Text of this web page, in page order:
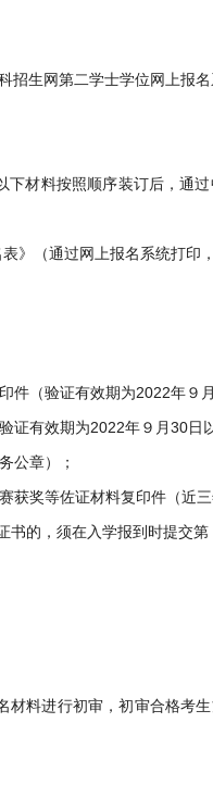
招生网第二学士学位网上报
材料按照顺序装订后，通
》（通过网上报名系统打印
件（验证有效期为2022年９
证有效期为2022年９月30日
公章）；
获奖等佐证材料复印件（近三
的，须在入学报到时提交
料进行初审，初审合格考